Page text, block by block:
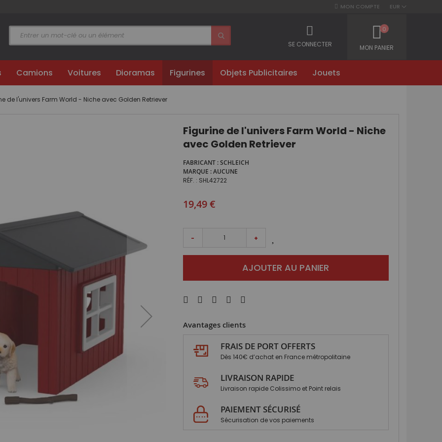
EUR
MON COMPTE
MON PANIER
0
SE CONNECTER
Camions Voitures Dioramas Figurines Objets Publicitaires Jouets
de l'univers Farm World - Niche avec Golden Retriever
Figurine de l'univers Farm World - Niche
avec Golden Retriever
FABRICANT SCHLEICH
MARQUE AUCUNE
RÉF.
SHL42722
19,49 €
- +
AJOUTER AU PANIER
Avantages clients
FRAIS DE PORT OFFERTS
Dès 140€ d’achat en France métropolitaine
LIVRAISON RAPIDE
Livraison rapide Colissimo et Point relais
PAIEMENT SÉCURISÉ
Sécurisation de vos paiements